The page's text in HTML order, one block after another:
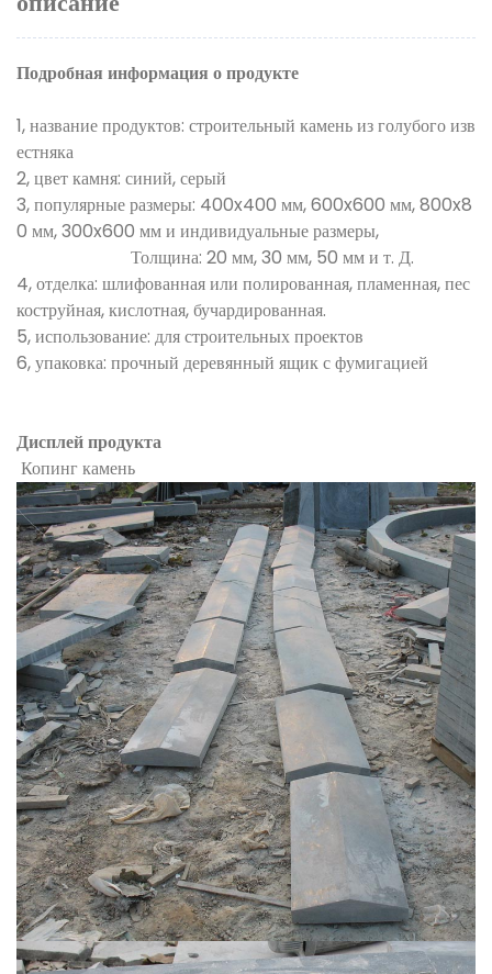
Подробная информация о продукте
1, название продуктов: строительный камень из голубого изв
естняка
2, цвет камня: синий, серый
3, популярные размеры: 400x400 мм, 600x600 мм, 800x8
0 мм, 300x600 мм и индивидуальные размеры,
Толщина: 20 мм, 30 мм, 50 мм и т. Д.
4, отделка: шлифованная или полированная, пламенная, пес
коструйная, кислотная, бучардированная.
5, использование: для строительных проектов
6, упаковка: прочный деревянный ящик с фумигацией
Дисплей продукта
Копинг камень